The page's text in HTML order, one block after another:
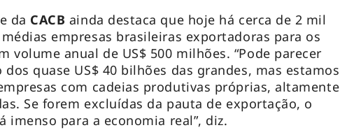
da CACB ainda destaca que hoje há cerca de 2 mil
empresas brasileiras exportadoras para os
volume anual de US$ 500 milhões. “Pode parecer
quase US$ 40 bilhões das grandes, mas estamos
com cadeias produtivas próprias, altamente
Se forem excluídas da pauta de exportação, o
imenso para a economia real”, diz.